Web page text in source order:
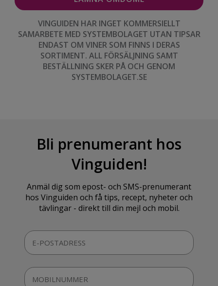
VINGUIDEN HAR INGET KOMMERSIELLT
SAMARBETE MED SYSTEMBOLAGET UTAN TIPSAR
ENDAST OM VINER SOM FINNS I DERAS
SORTIMENT. ALL FÖRSÄLJNING SAMT
BESTÄLLNING SKER PÅ OCH GENOM
SYSTEMBOLAGET.SE
Bli prenumerant hos
Vinguiden!
Anmäl dig som epost- och SMS-prenumerant
hos Vinguiden och få tips, recept, nyheter och
tävlingar - direkt till din mejl och mobil.